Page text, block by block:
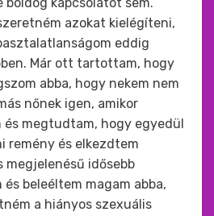
azokat kielégíteni,
eddig
Már ott tartottam, hogy
abba, hogy nekem nem
nőnek igen, amikor
és megtudtam, hogy egyedül
remény és elkezdtem
megjelenésű idősebb
beleéltem magam abba,
a hiányos szexuális